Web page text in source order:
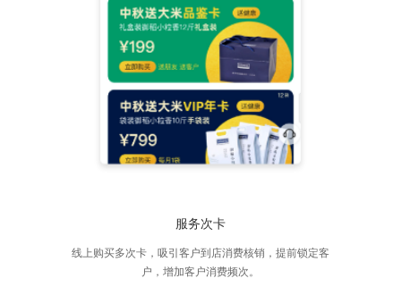
服务次卡
线上购买多次卡，吸引客户到店消费核销，提前锁定客
户，增加客户消费频次。